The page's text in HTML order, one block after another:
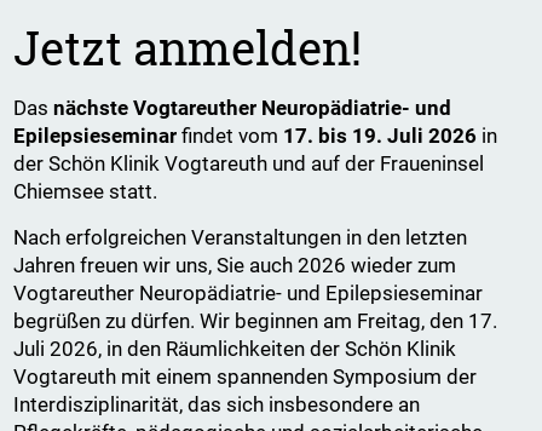
Jetzt anmelden!
Dasnächste Vogtareuther Neuropädiatrie- und
Epilepsieseminar findet vom 17. bis 19. Juli 2026 in
der Schön Klinik Vogtareuth und auf der Fraueninsel
Chiemsee statt.
Nach erfolgreichen Veranstaltungen in den letzten
Jahren freuen wir uns, Sie auch 2026 wieder zum
Vogtareuther Neuropädiatrie- und Epilepsieseminar
begrüßen zu dürfen. Wir beginnen am Freitag, den 17.
Juli 2026, in den Räumlichkeiten der Schön Klinik
Vogtareuth mit einem spannenden Symposium der
Interdisziplinarität, das sich insbesondere an